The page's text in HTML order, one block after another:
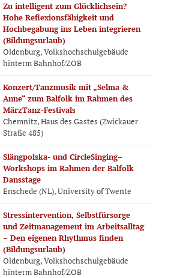
Zu intelligent zum Glücklichsein?
Hohe Reflexionsfähigkeit und
Hochbegabung ins Leben integrieren
(Bildungsurlaub)
Oldenburg, Volkshochschulgebäude
hinterm Bahnhof/ZOB
Konzert/Tanzmusik mit „Selma &
Anne“ zum Balfolk im Rahmen des
MärzTanz-Festivals
Chemnitz, Haus des Gastes (Zwickauer
Straße 485)
Slängpolska- und CircleSinging–
Workshops im Rahmen der Balfolk
Dansstage
Enschede (NL), University of Twente
Stressintervention, Selbstfürsorge
und Zeitmanagement im Arbeitsalltag
– Den eigenen Rhythmus finden
(Bildungsurlaub)
Oldenburg, Volkshochschulgebäude
hinterm Bahnhof/ZOB